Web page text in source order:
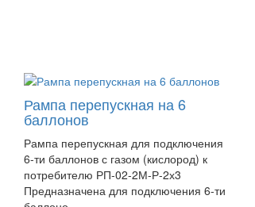
Рампа перепускная на 6
баллонов
Рампа перепускная для подключения
6-ти баллонов с газом (кислород) к
потребителю РП-02-2М-Р-2х3
Предназначена для подключения 6-ти